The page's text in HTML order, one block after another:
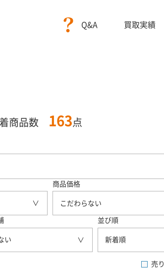
Q&A 買取実績
商品数 163 点
商品価格
こだわらない
い
並び順
新着順
売